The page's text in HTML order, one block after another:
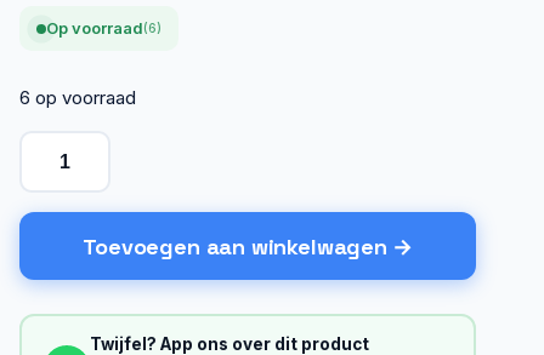
Op voorraad(6)
6 op voorraad
Toevoegen aan winkelwagen
Twijfel? App ons over dit product